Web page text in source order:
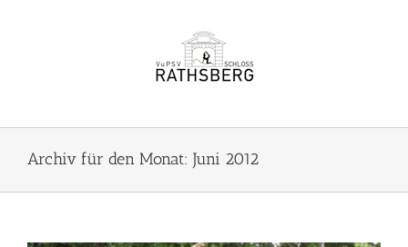
Archiv für den Monat: Juni 2012